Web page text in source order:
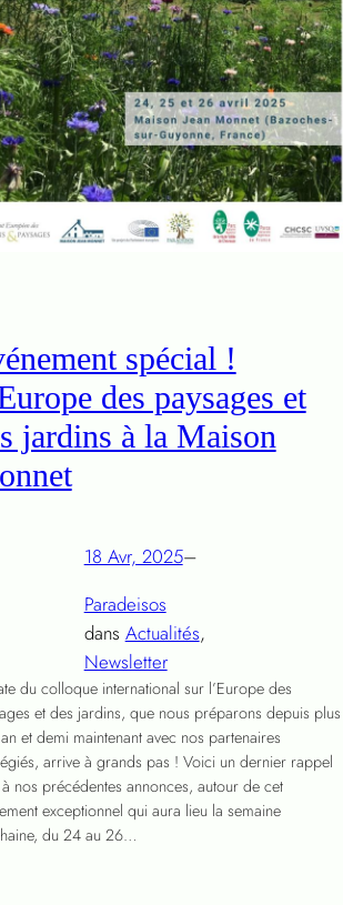
spécial !
des paysages et
jardins à la Maison
18 Avr, 2025–
Paradeisos
dans Actualités
Newsletter
du colloque international sur l’Europe des
et des jardins, que nous préparons depuis plus
an et demi maintenant avec nos partenaires
arrive à grands pas ! Voici un dernier rappel
nos précédentes annonces, autour de cet
exceptionnel qui aura lieu la semaine
du 24 au 26…